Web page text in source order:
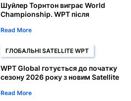
Шуйлер Торнтон виграє World
Championship. WPT після
Read More
ГЛОБАЛЬНІ SATELLITE WPT
WPT Global готується до початку
сезону 2026 року з новим Satellite
Read More